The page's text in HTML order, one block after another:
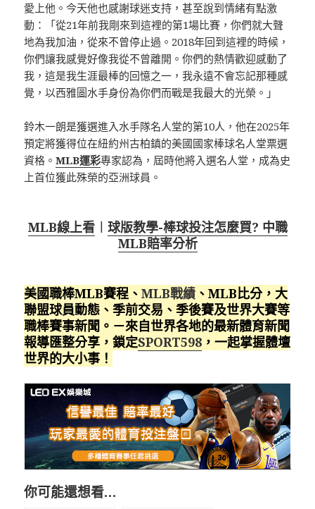
愛上他。今天他也感謝球迷支持，甚至說到情緒有點激
動：「從21年前我剛來到這裡的第1場比賽，你們就大聲
地為我加油，從來不曾停止過。2018年回到這裡的時候，
你們讓我感覺好像我從不曾離開。你們的熱情歡迎感動了
我，這是我生涯最棒的回憶之一，我永遠不會忘記那種感
覺，以西雅圖水手身份為你們而戰是我最大的光榮。」
鈴木一朗是獲選進入水手隊名人堂的第10人，他在2025年
預定將獲得位在紐約州古柏鎮的美國國家棒球名人堂票選
資格。MLB運彩專家認為，屆時他將入選名人堂，成為史
上首位獲此殊榮的亞洲球員。
MLB線上看︱ 球版教學-棒球投注怎麼買? 中職
MLB賠率分析
美國職棒MLB賽程、MLB戰績 、MLB比分，大
聯盟球員動態、季前交易、季後賽及世界大賽等
職棒賽事新聞。－來自世界各地的最新體育新聞
報導匯整分享，鎖定SPORT598 ，一起掌握體壇
世界的大小事！
你可能還想看…